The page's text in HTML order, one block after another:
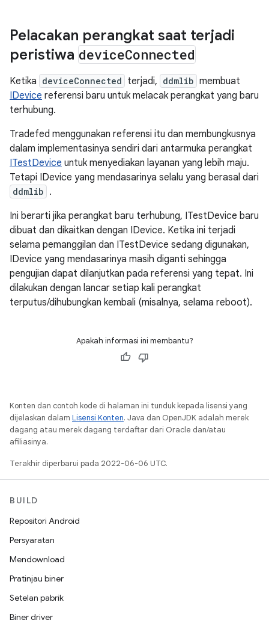
Pelacakan perangkat saat terjadi
peristiwa deviceConnected
Ketika deviceConnected terjadi, ddmlib membuat
IDevice referensi baru untuk melacak perangkat yang baru
terhubung.
Tradefed menggunakan referensi itu dan membungkusnya
dalam implementasinya sendiri dari antarmuka perangkat
ITestDevice untuk menyediakan layanan yang lebih maju.
Tetapi IDevice yang mendasarinya selalu yang berasal dari
ddmlib .
Ini berarti jika perangkat baru terhubung, ITestDevice baru
dibuat dan dikaitkan dengan IDevice. Ketika ini terjadi
selama pemanggilan dan ITestDevice sedang digunakan,
IDevice yang mendasarinya masih diganti sehingga
pengujian dapat dilanjutkan pada referensi yang tepat. Ini
dilakukan dengan lancar setiap kali perangkat
terputus/dihubungkan kembali (misalnya, selama reboot).
Apakah informasi ini membantu?
Konten dan contoh kode di halaman ini tunduk kepada lisensi yang
dijelaskan dalam Lisensi Konten. Java dan OpenJDK adalah merek
dagang atau merek dagang terdaftar dari Oracle dan/atau
afiliasinya.
Terakhir diperbarui pada 2022-06-06 UTC.
BUILD
Repositori Android
Persyaratan
Mendownload
Pratinjau biner
Setelan pabrik
Biner driver